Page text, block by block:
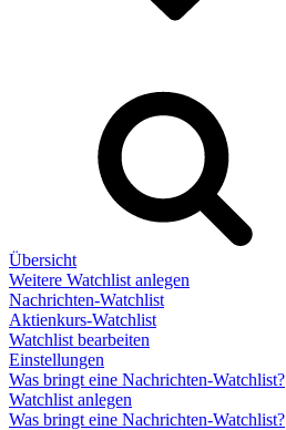
Übersicht
Weitere Watchlist anlegen
Nachrichten-Watchlist
Aktienkurs-Watchlist
Watchlist bearbeiten
Einstellungen
Was bringt eine Nachrichten-Watchlist?
Watchlist anlegen
Was bringt eine Nachrichten-Watchlist?